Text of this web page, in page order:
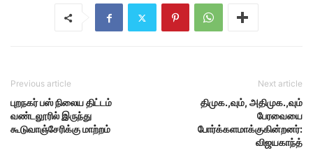
Previous article
புறநகர் பஸ் நிலைய திட்டம்
வண்டலூரில் இருந்து
கூடுவாஞ்சேரிக்கு மாற்றம்
Next article
திமுக.,வும், அதிமுக.,வும்
பேரவையை
போர்க்களமாக்குகின்றனர்:
விஜயகாந்த்